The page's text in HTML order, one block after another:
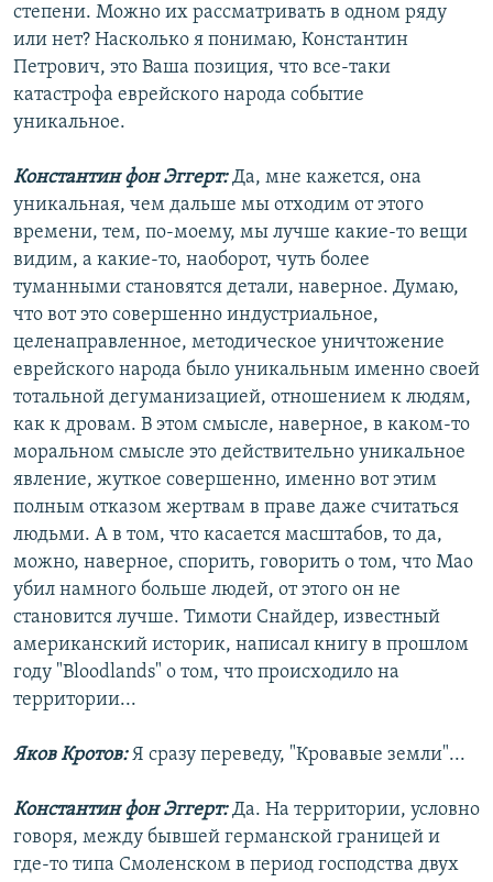
степени. Можно их рассматривать в одном ряду
или нет? Насколько я понимаю, Константин
Петрович, это Ваша позиция, что все-таки
катастрофа еврейского народа событие
уникальное.
Константин фон Эггерт:Да, мне кажется, она
уникальная, чем дальше мы отходим от этого
времени, тем, по-моему, мы лучше какие-то вещи
видим, а какие-то, наоборот, чуть более
туманными становятся детали, наверное. Думаю,
что вот это совершенно индустриальное,
целенаправленное, методическое уничтожение
еврейского народа было уникальным именно своей
тотальной дегуманизацией, отношением к людям,
как к дровам. В этом смысле, наверное, в каком-то
моральном смысле это действительно уникальное
явление, жуткое совершенно, именно вот этим
полным отказом жертвам в праве даже считаться
людьми. А в том, что касается масштабов, то да,
можно, наверное, спорить, говорить о том, что Мао
убил намного больше людей, от этого он не
становится лучше. Тимоти Снайдер, известный
американский историк, написал книгу в прошлом
году "Bloodlands" о том, что происходило на
территории...
Яков Кротов:Я сразу переведу, "Кровавые земли"...
Константин фон Эггерт:Да. На территории, условно
говоря, между бывшей германской границей и
где-то типа Смоленском в период господства двух